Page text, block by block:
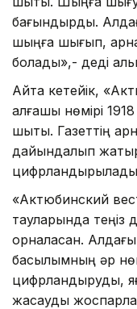
бағындырдық.
шыңға шығып,
болады»,- деді
Айта кетейік,
алғашқы нөмірі
шықты. Газеттің
дайындалып жатыр.
«Актюбинский
тауларында теңіз
орналасқан.
басылымның әр
цифрландыруды,
жасауды